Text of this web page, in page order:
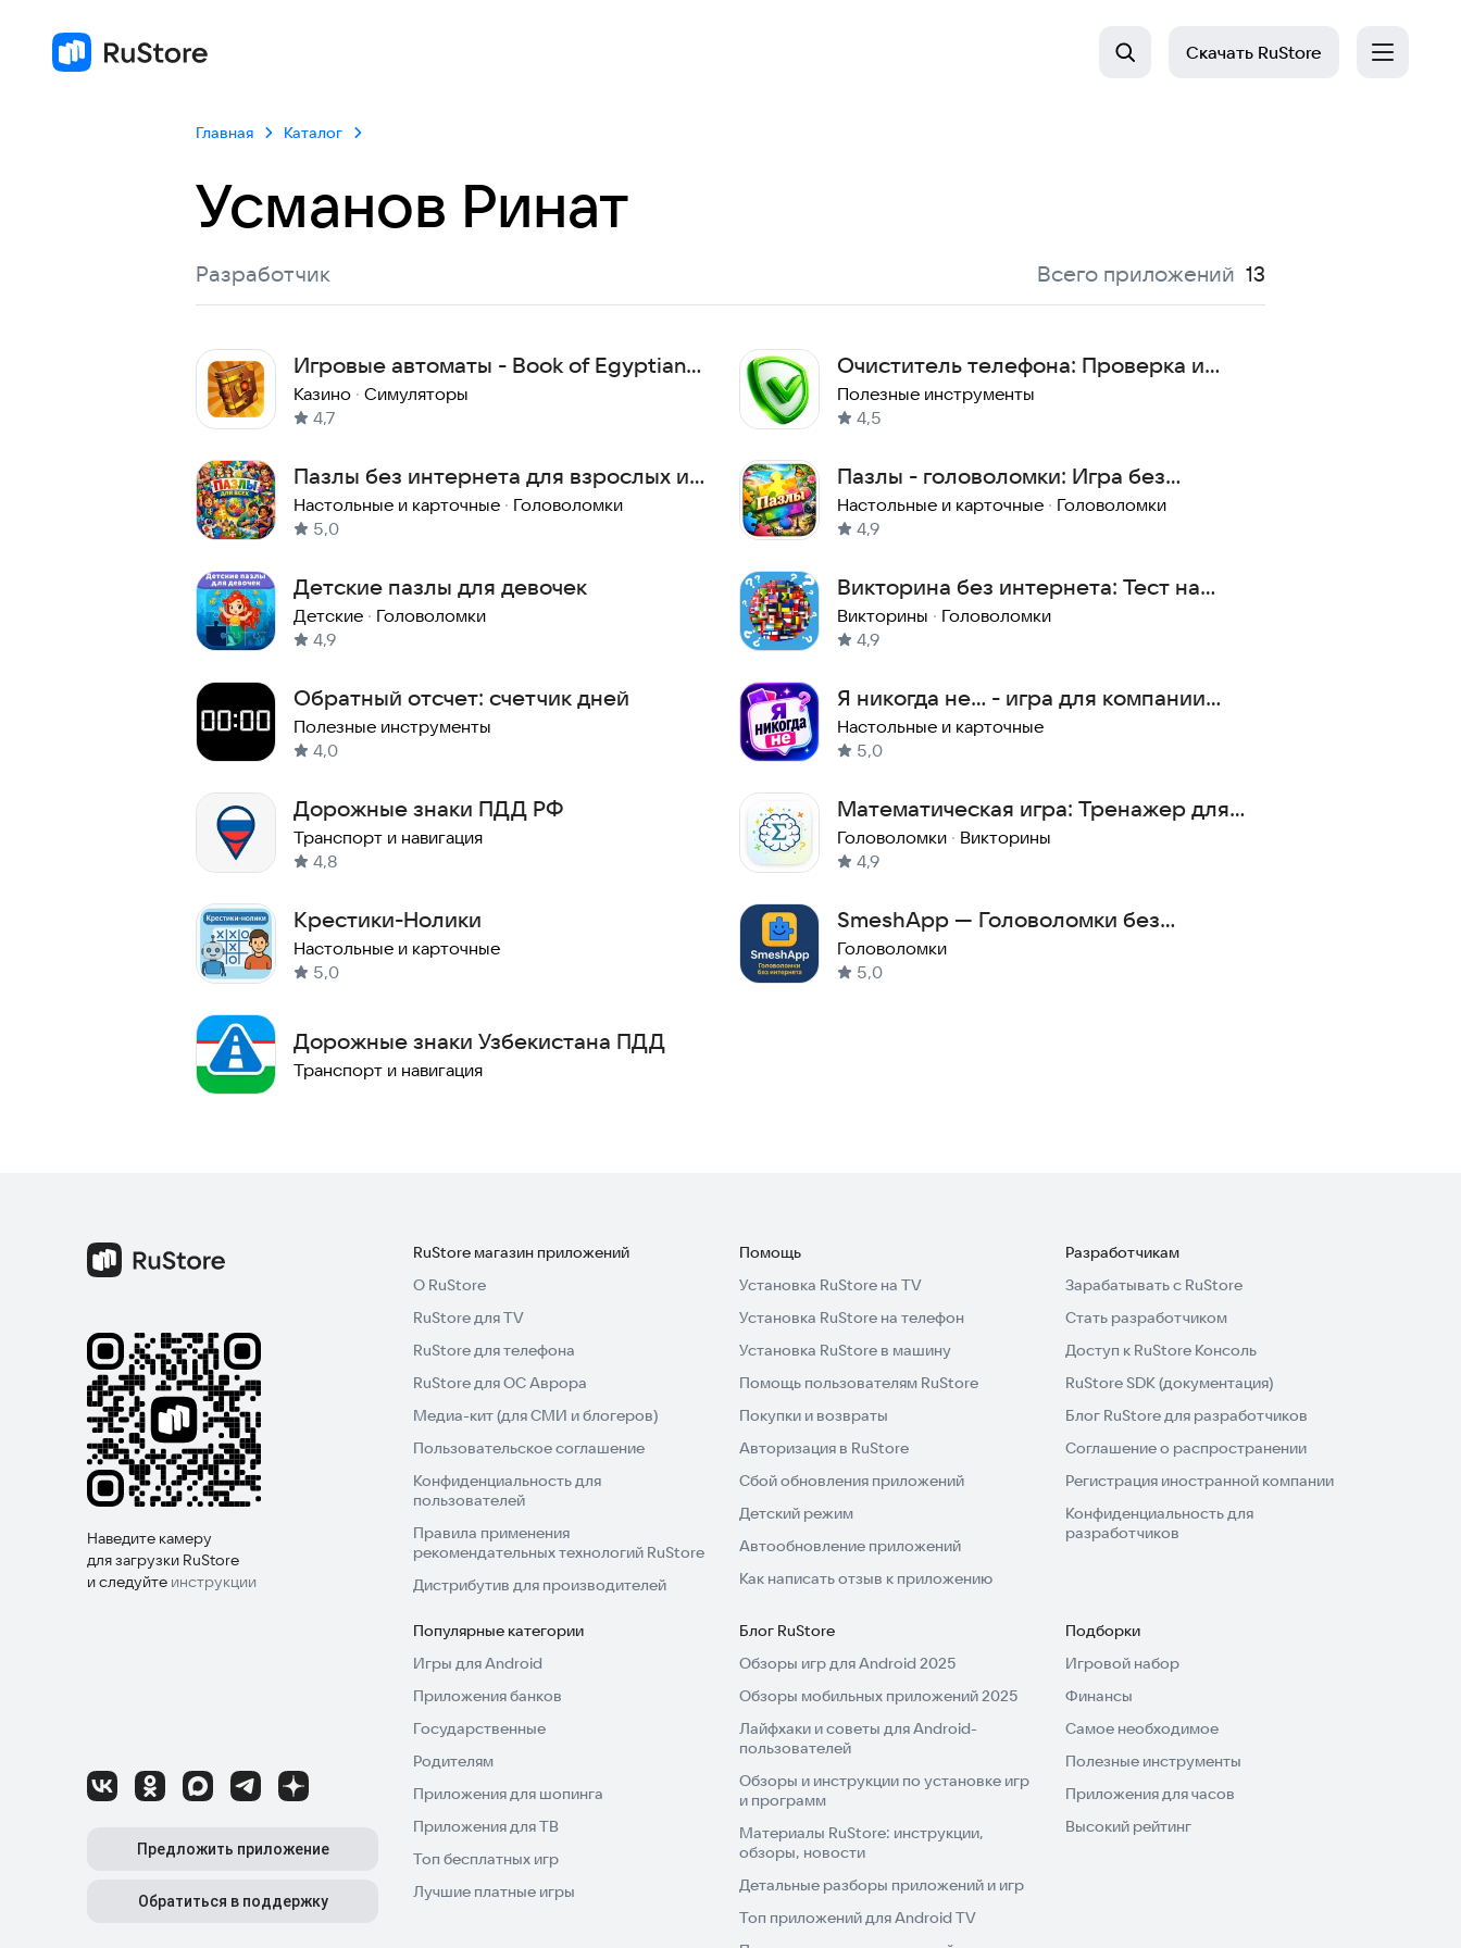
Скачать RuStore
Главная Каталог
Усманов Ринат
Разработчик Всего приложений 13
Игровые автоматы - Book of Egyptian
Adventures
Казино · Симуляторы
4,7
Очиститель телефона: Проверка и
Очистка от мусора
Полезные инструменты
4,5
Пазлы без интернета для взрослых и
детей
Настольные и карточные · Головоломки
5,0
Пазлы - головоломки: Игра без
интернета
Настольные и карточные · Головоломки
4,9
Детские пазлы для девочек
Детские · Головоломки
4,9
Викторина без интернета: Тест на
знания флагов
Викторины · Головоломки
4,9
Обратный отсчет: счетчик дней
Полезные инструменты
4,0
Я никогда не... - игра для компании
друзей оффлайн
Настольные и карточные
5,0
Дорожные знаки ПДД РФ
Транспорт и навигация
4,8
Математическая игра: Тренажер для
мозга
Головоломки · Викторины
4,9
Крестики-Нолики
Настольные и карточные
5,0
SmeshApp — Головоломки без
интернета для всех
Головоломки
5,0
Дорожные знаки Узбекистана ПДД
Транспорт и навигация
Наведите камеру
для загрузки RuStore
и следуйте инструкции
Предложить приложение
Обратиться в поддержку
RuStore магазин приложений
О RuStore
RuStore для TV
RuStore для телефона
RuStore для ОС Аврора
Медиа-кит (для СМИ и блогеров)
Пользовательское соглашение
Конфиденциальность для
пользователей
Правила применения
рекомендательных технологий RuStore
Дистрибутив для производителей
Помощь
Установка RuStore на TV
Установка RuStore на телефон
Установка RuStore в машину
Помощь пользователям RuStore
Покупки и возвраты
Авторизация в RuStore
Сбой обновления приложений
Детский режим
Автообновление приложений
Как написать отзыв к приложению
Разработчикам
Зарабатывать с RuStore
Стать разработчиком
Доступ к RuStore Консоль
RuStore SDK (документация)
Блог RuStore для разработчиков
Соглашение о распространении
Регистрация иностранной компании
Конфиденциальность для
разработчиков
Популярные категории
Игры для Android
Приложения банков
Государственные
Родителям
Приложения для шопинга
Приложения для ТВ
Топ бесплатных игр
Лучшие платные игры
Блог RuStore
Обзоры игр для Android 2025
Обзоры мобильных приложений 2025
Лайфхаки и советы для Android-
пользователей
Обзоры и инструкции по установке игр
и программ
Материалы RuStore: инструкции,
обзоры, новости
Детальные разборы приложений и игр
Топ приложений для Android TV
Подборки
Игровой набор
Финансы
Самое необходимое
Полезные инструменты
Приложения для часов
Высокий рейтинг